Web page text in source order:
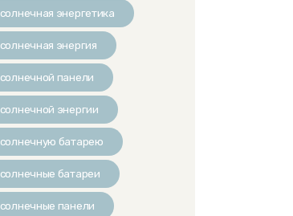
солнечная энергетика
солнечная энергия
солнечной панели
солнечной энергии
солнечную батарею
солнечные батареи
солнечные панели